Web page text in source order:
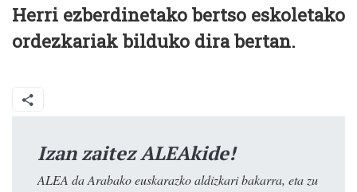
Herri ezberdinetako bertso eskoletako
ordezkariak bilduko dira bertan.
Izan zaitez ALEAkide!
ALEA da Arabako euskarazko aldizkari bakarra, eta zu